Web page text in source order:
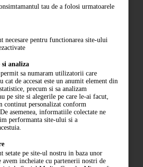
Termeni si conditii
de confidentialitate
ANPC
NEWSLETTER
tau de a folosi urmatoarele
necesare pentru functionarea site-ului
si analiza
sa numaram utilizatorii care
cat de accesat este un anumit element din
precum si sa analizam
pe site si alegerile pe care le-ai facut,
continut personalizat conform
asemenea, informatiile colectate ne
performanta site-ului si a
setate pe site-ul nostru in baza unor
avem incheiate cu partenerii nostri de